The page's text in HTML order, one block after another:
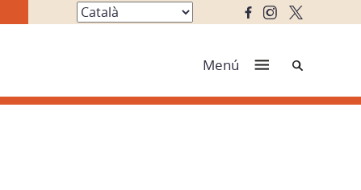
Menú Cerca